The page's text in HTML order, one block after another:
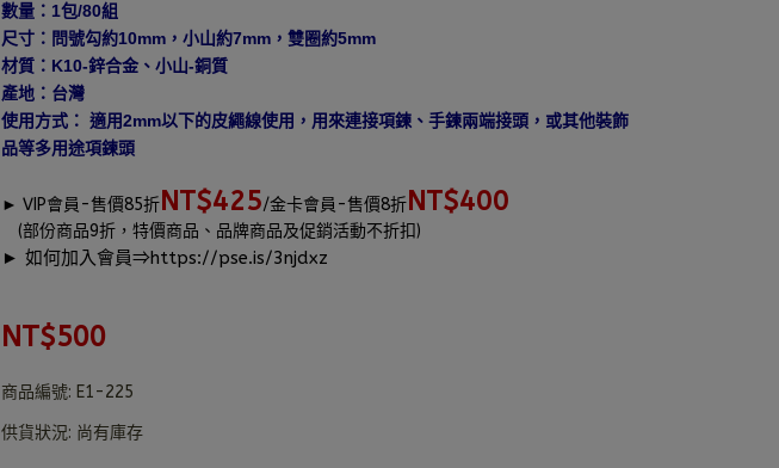
數量：1包/80組
尺寸：問號勾約10mm，小山約7mm，雙圈約5mm
材質：K10-鋅合金、小山-銅質
產地：台灣
使用方式： 適用2mm以下的皮繩線使用，用來連接項鍊、手鍊兩端接頭，或其他裝飾
品等多用途項鍊頭
► VIP會員-售價85折 NT$425/金卡會員-售價8折 NT$400
(部份商品9折，特價商品、品牌商品及促銷活動不折扣)
► 如何加入會員⇒https://pse.is/3njdxz
NT$500
商品編號: E1-225
供貨狀況: 尚有庫存